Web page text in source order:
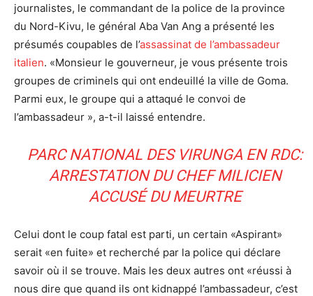
journalistes, le commandant de la police de la province
du Nord-Kivu, le général Aba Van Ang a présenté les
présumés coupables de l’assassinat de l’ambassadeur
italien. «Monsieur le gouverneur, je vous présente trois
groupes de criminels qui ont endeuillé la ville de Goma.
Parmi eux, le groupe qui a attaqué le convoi de
l’ambassadeur », a-t-il laissé entendre.
PARC NATIONAL DES VIRUNGA EN RDC:
ARRESTATION DU CHEF MILICIEN
ACCUSÉ DU MEURTRE
Celui dont le coup fatal est parti, un certain «Aspirant»
serait «en fuite» et recherché par la police qui déclare
savoir où il se trouve. Mais les deux autres ont «réussi à
nous dire que quand ils ont kidnappé l’ambassadeur, c’est